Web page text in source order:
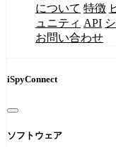
について 特徴
ュニティ API
お問い合わせ
iSpyConnect
ソフトウェア